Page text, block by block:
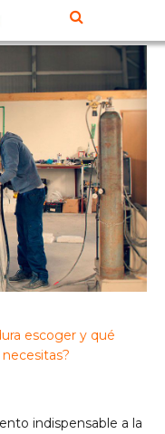
escoger y qué
indispensable a la